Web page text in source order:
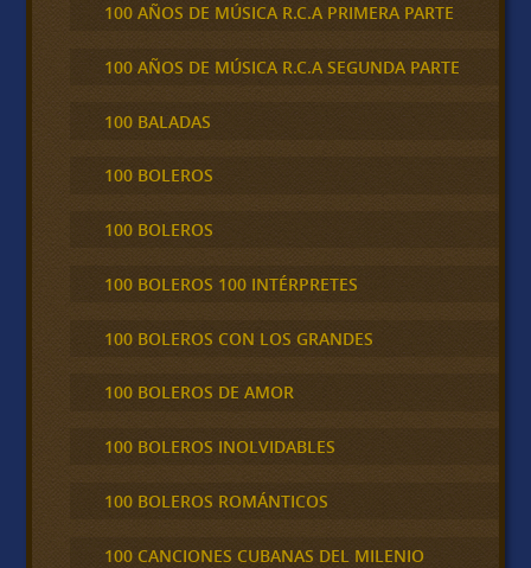
100 AÑOS DE MÚSICA R.C.A PRIMERA PARTE
100 AÑOS DE MÚSICA R.C.A SEGUNDA PARTE
100 BALADAS
100 BOLEROS
100 BOLEROS
100 BOLEROS 100 INTÉRPRETES
100 BOLEROS CON LOS GRANDES
100 BOLEROS DE AMOR
100 BOLEROS INOLVIDABLES
100 BOLEROS ROMÁNTICOS
100 CANCIONES CUBANAS DEL MILENIO